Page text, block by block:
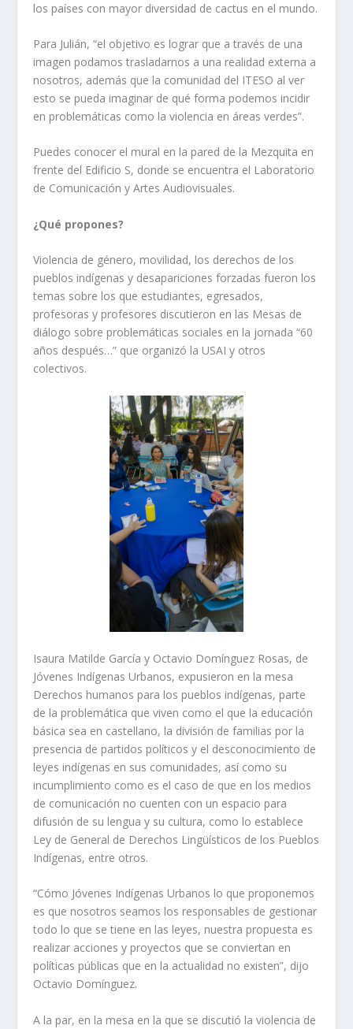
los países con mayor diversidad de cactus en el mundo.
Para Julián, “el objetivo es lograr que a través de una
imagen podamos trasladarnos a una realidad externa a
nosotros, además que la comunidad del ITESO al ver
esto se pueda imaginar de qué forma podemos incidir
en problemáticas como la violencia en áreas verdes”.
Puedes conocer el mural en la pared de la Mezquita en
frente del Edificio S, donde se encuentra el Laboratorio
de Comunicación y Artes Audiovisuales.
¿Qué propones?
Violencia de género, movilidad, los derechos de los
pueblos indígenas y desapariciones forzadas fueron los
temas sobre los que estudiantes, egresados,
profesoras y profesores discutieron en las Mesas de
diálogo sobre problemáticas sociales en la jornada “60
años después…” que organizó la USAI y otros
colectivos.
Isaura Matilde García y Octavio Domínguez Rosas, de
Jóvenes Indígenas Urbanos, expusieron en la mesa
Derechos humanos para los pueblos indígenas, parte
de la problemática que viven como el que la educación
básica sea en castellano, la división de familias por la
presencia de partidos políticos y el desconocimiento de
leyes indígenas en sus comunidades, así como su
incumplimiento como es el caso de que en los medios
de comunicación no cuenten con un espacio para
difusión de su lengua y su cultura, como lo establece
Ley de General de Derechos Lingüísticos de los Pueblos
Indígenas, entre otros.
“Cómo Jóvenes Indígenas Urbanos lo que proponemos
es que nosotros seamos los responsables de gestionar
todo lo que se tiene en las leyes, nuestra propuesta es
realizar acciones y proyectos que se conviertan en
políticas públicas que en la actualidad no existen”, dijo
Octavio Domínguez.
A la par, en la mesa en la que se discutió la violencia de